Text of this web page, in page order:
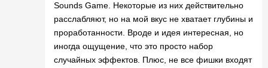
Sounds Game. Некоторые из них действительно
расслабляют, но на мой вкус не хватает глубины и
проработанности. Вроде и идея интересная, но
иногда ощущение, что это просто набор
случайных эффектов. Плюс, не все фишки входят